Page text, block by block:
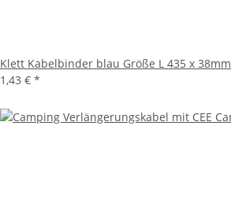
Klett Kabelbinder blau Größe L 435 x 38mm
1,43 € *